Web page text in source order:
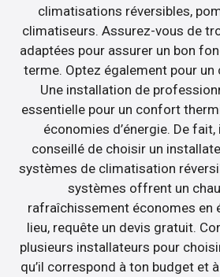
climatisations réversibles,
climatiseurs. Assurez-vous de
adaptées pour assurer un bon
terme. Optez également pour un
Une installation de
essentielle pour un confort
économies d’énergie. De
conseillé de choisir un
systèmes de climatisation
systèmes offrent un
rafraîchissement économes en
lieu, requête un devis gratuit.
plusieurs installateurs pour
qu’il correspond à ton budget et